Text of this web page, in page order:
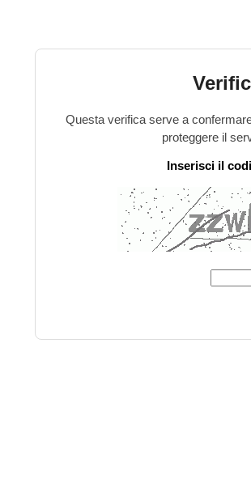
Questa verifica serve a
proteggere il
Inserisci il